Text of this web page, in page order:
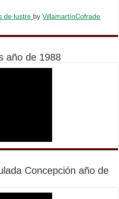
de lustre byVillamartínCofrade
año de 1988
Concepción año de